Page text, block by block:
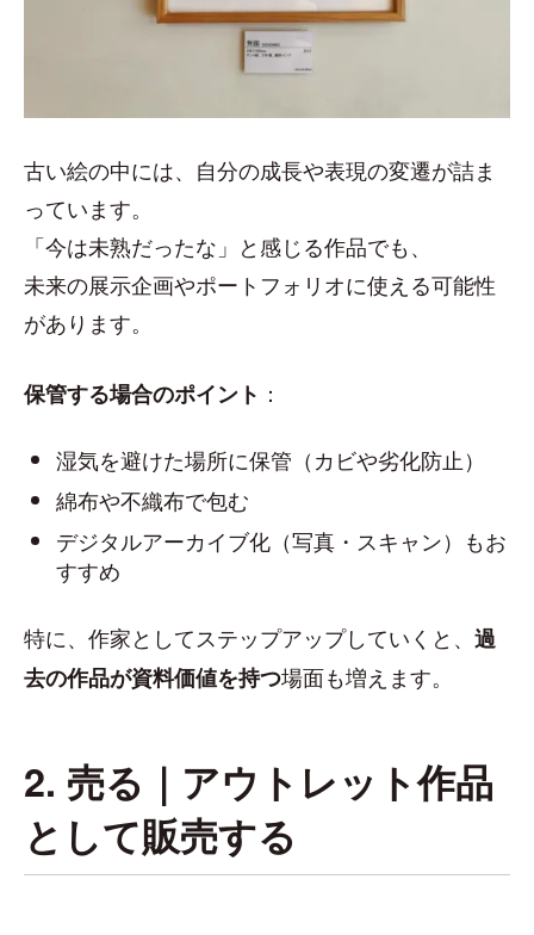
古い絵の中には、自分の成長や表現の変遷が詰ま
っています。
「今は未熟だったな」と感じる作品でも、
未来の展示企画やポートフォリオに使える可能性
があります。
保管する場合のポイント ：
湿気を避けた場所に保管（カビや劣化防止）
綿布や不織布で包む
デジタルアーカイブ化（写真・スキャン）もお
すすめ
特に、作家としてステップアップしていくと、 過
去の作品が資料価値を持つ場面も増えます。
2. 売る｜アウトレット作品
として販売する